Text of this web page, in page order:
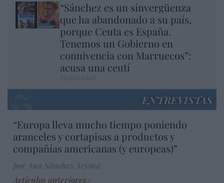
“Sánchez es un sinvergüenza
que ha abandonado a su país,
porque Ceuta es España.
Tenemos un Gobierno en
connivencia con Marruecos”:
acusa una ceutí
ENTREVISTAS
“Europa lleva mucho tiempo poniendo
aranceles y cortapisas a productos y
compañías americanas (y europeas)”
Artículos anteriores